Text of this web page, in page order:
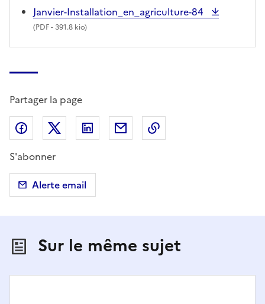
Janvier-Installation_en_agriculture-84
(PDF- 391.8 kio)
Partager la page
Partager sur Facebook
Partager sur X (anciennement Twitter)
Partager sur LinkedIn
Partager par email
S'abonner
Alerte email
Sur le même sujet